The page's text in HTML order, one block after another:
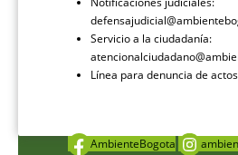
Servicio a la ciudadanía:
Línea para denuncia de
AmbienteBogota